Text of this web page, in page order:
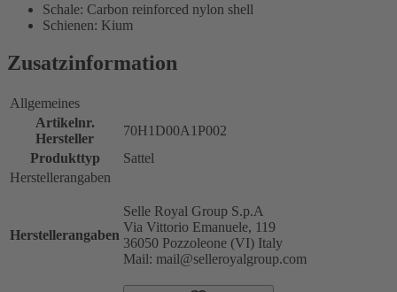
Schale: Carbon reinforced nylon shell
Schienen: Kium
Zusatzinformation
Allgemeines
Artikelnr.
Hersteller
70H1D00A1P002
Produkttyp
Sattel
Herstellerangaben
Herstellerangaben
Selle Royal Group S.p.A
Via Vittorio Emanuele, 119
36050 Pozzoleone (VI) Italy
Mail: mail@selleroyalgroup.com